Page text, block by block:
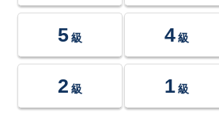
5 級 4 級
2 級 1 級